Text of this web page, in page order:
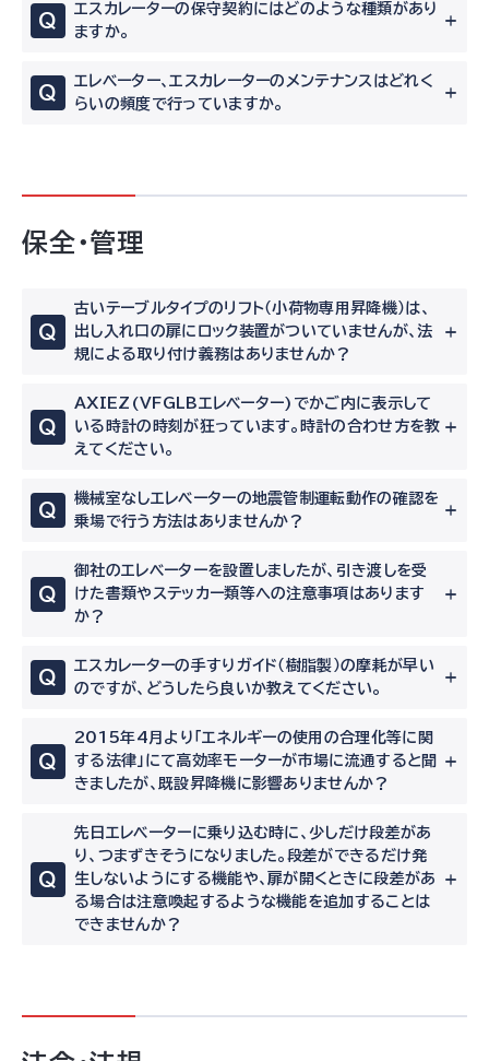
Q
エスカレーターの保守契約にはどのような種類があり
ますか。
Q
エレベーター、エスカレーターのメンテナンスはどれく
らいの頻度で行っていますか。
保全・管理
Q
古いテーブルタイプのリフト（小荷物専用昇降機）は、
出し入れ口の扉にロック装置がついていませんが、法
規による取り付け義務はありませんか？
Q
AXIEZ(VFGLBエレベーター)でかご内に表示して
いる時計の時刻が狂っています。時計の合わせ方を教
えてください。
Q
機械室なしエレベーターの地震管制運転動作の確認を
乗場で行う方法はありませんか？
Q
御社のエレベーターを設置しましたが、引き渡しを受
けた書類やステッカー類等への注意事項はあります
か？
Q
エスカレーターの手すりガイド（樹脂製）の摩耗が早い
のですが、どうしたら良いか教えてください。
Q
2015年4月より「エネルギーの使用の合理化等に関
する法律」にて高効率モーターが市場に流通すると聞
きましたが、既設昇降機に影響ありませんか？
Q
先日エレベーターに乗り込む時に、少しだけ段差があ
り、つまずきそうになりました。段差ができるだけ発
生しないようにする機能や、扉が開くときに段差があ
る場合は注意喚起するような機能を追加することは
できませんか？